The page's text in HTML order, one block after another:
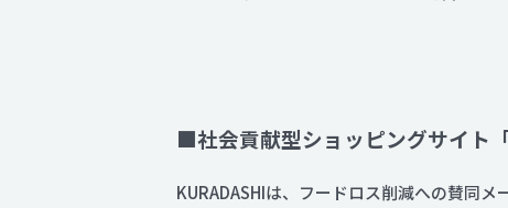
■社会貢献型ショッピングサイト
KURADASHIは、フードロス削減への賛同